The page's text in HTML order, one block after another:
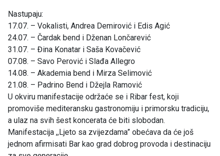
Nastupaju:
17.07. – Vokalisti, Andrea Demirović i Edis Agić
24.07. – Čardak bend i Dženan Lončarević
31.07. – Đina Konatar i Saša Kovačević
07.08. – Savo Perović i Slađa Allegro
14.08. – Akademia bend i Mirza Selimović
21.08. – Padrino Bend i Džejla Ramović
U okviru manifestacije održaće se i Ribar fest, koji
promoviše mediteransku gastronomiju i primorsku tradiciju,
a ulaz na svih šest koncerata će biti slobodan.
Manifestacija ,,Ljeto sa zvijezdama” obećava da će još
jednom afirmisati Bar kao grad dobrog provoda i destinaciju